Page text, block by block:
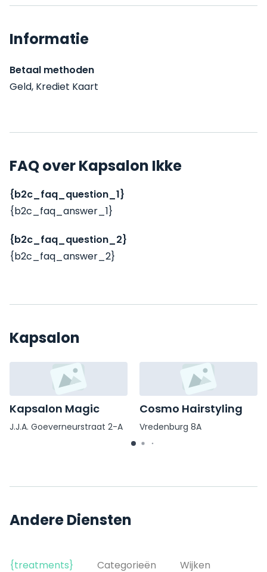
Informatie
Betaal methoden
Geld, Krediet Kaart
FAQ over Kapsalon Ikke
{b2c_faq_question_1}
{b2c_faq_answer_1}
{b2c_faq_question_2}
{b2c_faq_answer_2}
Kapsalon
Kapsalon Magic
J.J.A. Goeverneurstraat 2-A
Cosmo Hairstyling
Vredenburg 8A
Andere Diensten
{treatments} Categorieën Wijken